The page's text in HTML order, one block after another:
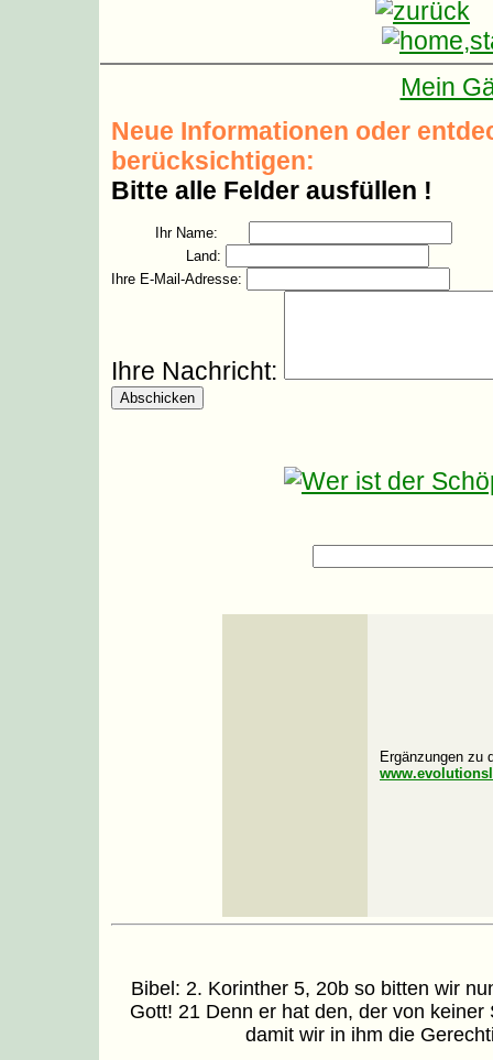
Mein
Neue Informationen oder
berücksichtigen:
Bitte alle Felder ausfüllen !
Ihr Name:
Land:
Ihre E-Mail-Adresse:
Ihre Nachricht:
Ergänzungen zu
Bibel: 2. Korinther 5, 20b so bitten wir
Gott! 21 Denn er hat den, der von
damit wir in ihm die